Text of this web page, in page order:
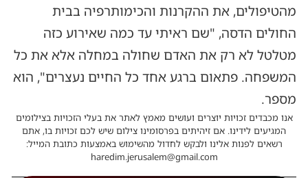
מהטיפולים, את ההקרנות והכימותרפיה בבית
החולים הדסה, "שם ראיתי עד כמה שאירוע כזה
מטלטל לא רק את האדם שחולה במחלה אלא את כל
המשפחה. פתאום ברגע אחד כל החיים נעצרים", הוא
מספר.
אנו מכבדים זכויות יוצרים ועושים מאמץ לאתר את בעלי הזכויות בצילומים
המגיעים לידינו. אם זיהיתים בפרסומינו צילום שיש לכם זכויות בו, אתם
רשאים לפנות אלינו ולבקש לחדול מהשימוש באמצעות כתובת המייל:
haredim.jerusalem@gmail.com